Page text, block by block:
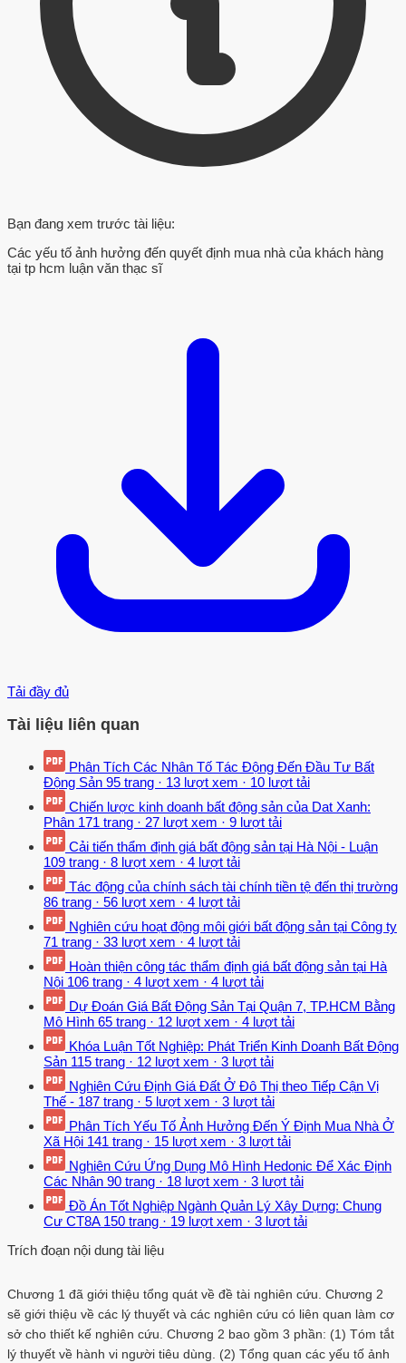
Bạn đang xem trước tài liệu:
Các yếu tố ảnh hưởng đến quyết định mua nhà của khách hàng
tại tp hcm luận văn thạc sĩ
Tải đầy đủ
Tài liệu liên quan
Phân Tích Các Nhân Tố Tác Động Đến Đầu Tư Bất
Động Sản 95 trang · 13 lượt xem · 10 lượt tải
Chiến lược kinh doanh bất động sản của Dat Xanh:
Phân 171 trang · 27 lượt xem · 9 lượt tải
Cải tiến thẩm định giá bất động sản tại Hà Nội - Luận
109 trang · 8 lượt xem · 4 lượt tải
Tác động của chính sách tài chính tiền tệ đến thị trường
86 trang · 56 lượt xem · 4 lượt tải
Nghiên cứu hoạt động môi giới bất động sản tại Công ty
71 trang · 33 lượt xem · 4 lượt tải
Hoàn thiện công tác thẩm định giá bất động sản tại Hà
Nội 106 trang · 4 lượt xem · 4 lượt tải
Dự Đoán Giá Bất Động Sản Tại Quận 7, TP.HCM Bằng
Mô Hình 65 trang · 12 lượt xem · 4 lượt tải
Khóa Luận Tốt Nghiệp: Phát Triển Kinh Doanh Bất Động
Sản 115 trang · 12 lượt xem · 3 lượt tải
Nghiên Cứu Định Giá Đất Ở Đô Thị theo Tiếp Cận Vị
Thế - 187 trang · 5 lượt xem · 3 lượt tải
Phân Tích Yếu Tố Ảnh Hưởng Đến Ý Định Mua Nhà Ở
Xã Hội 141 trang · 15 lượt xem · 3 lượt tải
Nghiên Cứu Ứng Dụng Mô Hình Hedonic Để Xác Định
Các Nhân 90 trang · 18 lượt xem · 3 lượt tải
Đồ Án Tốt Nghiệp Ngành Quản Lý Xây Dựng: Chung
Cư CT8A 150 trang · 19 lượt xem · 3 lượt tải
Trích đoạn nội dung tài liệu
Chương 1 đã giới thiệu tổng quát về đề tài nghiên cứu. Chương 2
sẽ giới thiệu về các lý thuyết và các nghiên cứu có liên quan làm cơ
sở cho thiết kế nghiên cứu. Chương 2 bao gồm 3 phần: (1) Tóm tắt
lý thuyết về hành vi người tiêu dùng. (2) Tổng quan các yếu tố ảnh